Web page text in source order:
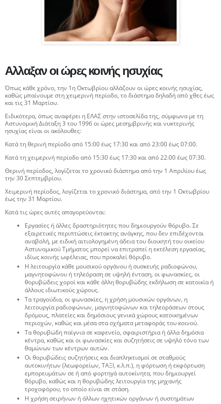
Αλλαξαν οι ώρες κοινής ησυχίας
Όπως κάθε χρόνο, την 1η Οκτωβρίου αλλάζουν οι ώρες κοινής ησυχίας,
καθώς μπαίνουμε στη χειμερινή περίοδο, το διάστημα δηλαδή από χθες έως
και τις 31 Μαρτίου.
Ειδικότερα, όπως αναφέρει η ΕΛΑΣ στην ιστοσελίδα της, σύμφωνα με τη
Αστυνομική Διάταξη 3 του 1996 οι ώρες μεσημβρινής και νυκτερινής
ησυχίας είναι οι ακόλουθες:
Κατά τη θερινή περίοδο από 15:00 έως 17:30 και από 23:00 έως 07:00.
Κατά τη χειμερινή περίοδο από 15:30 έως 17:30 και από 22:00 έως 07:30.
Θερινή περίοδος, λογίζεται το χρονικό διάστημα από την 1 Απριλίου έως
την 30 Σεπτεμβρίου.
Χειμερινή περίοδος, λογίζεται το χρονικό διάστημα, από την 1 Οκτωβρίου
έως την 31 Μαρτίου.
Κατά τις ώρες αυτές απαγορεύονται:
Εργασίες ή άλλες δραστηριότητες που δημιουργούν θόρυβο. Σε
εξαιρετικές περιπτώσεις έκτακτης ανάγκης, που δεν επιδέχονται
αναβολή, με ειδική αιτιολογημένη άδεια του διοικητή του οικείου
Αστυνομικού Τμήματος μπορεί να επιτραπεί η εκτέλεση εργασίας,
ιδίως κοινής ωφέλειας, που προκαλεί θόρυβο.
Η λειτουργία κάθε μουσικού οργάνου ή συσκευής ραδιοφώνου,
μαγνητοφώνου ή τηλεόραση σε υψηλή ένταση, οι φωνασκίες, οι
θορυβώδεις χοροί και κάθε άλλη θορυβώδης εκδήλωση σε κατοικία ή
άλλους ιδιωτικούς χώρους.
Τα τραγούδια, οι φωνασκίες, η χρήση μουσικών οργάνων, η
λειτουργία ραδιοφώνων, μαγνητοφώνων και τηλεοράσεων στους
δρόμους, πλατείες και δημόσιους γενικά χώρους κατοικημένων
περιοχών, καθώς και μέσα στα οχήματα μεταφοράς του κοινού.
Τα θορυβώδη παίγνια σε καφενείο, σφαιριστήρια ή άλλα δημόσια
κέντρα, καθώς και οι φωνασκίες και συζητήσεις σε υψηλό τόνο των
θαμώνων των κέντρων αυτών.
Οι θορυβώδεις συζητήσεις και διαπληκτισμοί σε σταθμούς
αυτοκινήτων (λεωφορείων, ΤΑΞΙ, κ.λ.π.), η φόρτωση ή εκφόρτωση
εμπορευμάτων σε ή από φορτηγά αυτοκίνητα, που δημιουργεί
θόρυβο, καθώς και η θορυβώδης λειτουργία της μηχανής
τροχοφόρου, το οποίο είναι σε στάση.
Η χρήση σειρήνων ή άλλων ηχητικών οργάνων ή συστημάτων